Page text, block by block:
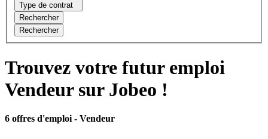
Type de contrat
Rechercher
Rechercher
Trouvez votre futur emploi
Vendeur sur Jobeo !
6 offres d'emploi - Vendeur